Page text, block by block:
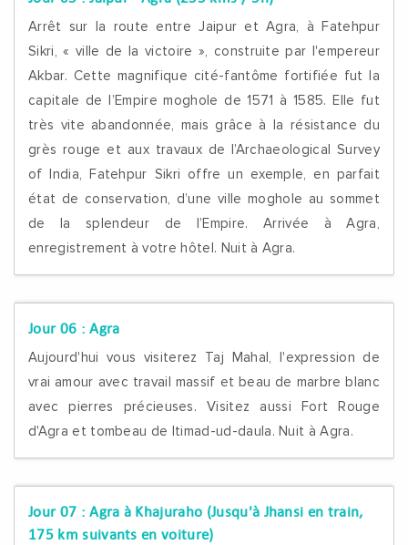
Arrêt sur la route entre Jaipur et Agra, à Fatehpur
Sikri, « ville de la victoire », construite par l'empereur
Akbar. Cette magnifique cité-fantôme fortifiée fut la
capitale de l’Empire moghole de 1571 à 1585. Elle fut
très vite abandonnée, mais grâce à la résistance du
grès rouge et aux travaux de l’Archaeological Survey
of India, Fatehpur Sikri offre un exemple, en parfait
état de conservation, d’une ville moghole au sommet
de la splendeur de l’Empire. Arrivée à Agra,
enregistrement à votre hôtel. Nuit à Agra.
Jour 06 : Agra
Aujourd'hui vous visiterez Taj Mahal, l'expression de
vrai amour avec travail massif et beau de marbre blanc
avec pierres précieuses. Visitez aussi Fort Rouge
d'Agra et tombeau de Itimad-ud-daula. Nuit à Agra.
Jour 07 : Agra à Khajuraho (Jusqu'à Jhansi en train,
175 km suivants en voiture)